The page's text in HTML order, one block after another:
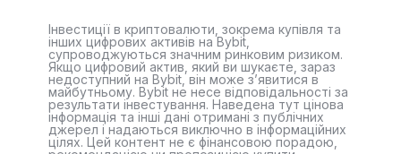
Інвестиції в криптовалюти, зокрема купівля та
інших цифрових активів на Bybit,
супроводжуються значним ринковим ризиком.
Якщо цифровий актив, який ви шукаєте, зараз
недоступний на Bybit, він може з’явитися в
майбутньому. Bybit не несе відповідальності за
результати інвестування. Наведена тут цінова
інформація та інші дані отримані з публічних
джерел і надаються виключно в інформаційних
цілях. Цей контент не є фінансовою порадою,